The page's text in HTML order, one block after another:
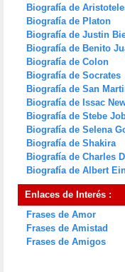
Biografía de
Biografía de Platon
Biografía de Justin
Biografía de Benito
Biografía de Colon
Biografía de Socrates
Biografía de San
Biografía de Issac
Biografía de Stebe
Biografía de Selena
Biografía de Shakira
Biografía de Charles
Biografía de Albert
Enlaces de Interés :
Frases de Amor
Frases de Amistad
Frases de Amigos